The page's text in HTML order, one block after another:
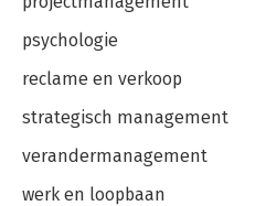
psychologie
reclame en verkoop
strategisch management
verandermanagement
werk en loopbaan